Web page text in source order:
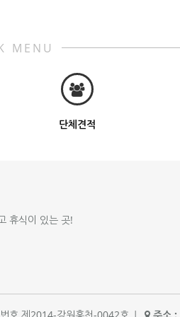
MENU
단체견적
휴식이 있는 곳!